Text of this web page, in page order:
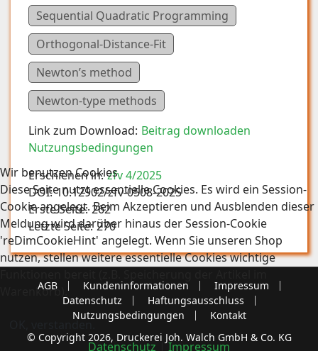
Sequential Quadratic Programming
Orthogonal-Distance-Fit
Newton’s method
Newton-type methods
Link zum Download: Beitrag downloaden
Nutzungsbedingungen
Erschienen in: zfv 4/2025
DOI: 10.12902/zfv-0508-2025
Erste Seite: 262
Letzte Seite: 270
AGB Kundeninformationen
Impressum
Datenschutz
Haftungsausschluss
Nutzungsbedingungen
Kontakt
© Copyright 2026, Druckerei Joh. Walch GmbH & Co. KG
Wir benutzen Cookies
Diese Seite nutzt essentielle Cookies. Es wird ein Session-
Cookie angelegt. Beim Akzeptieren und Ausblenden dieser
Meldung wird darüber hinaus der Session-Cookie
'reDimCookieHint' angelegt. Wenn Sie unseren Shop
nutzen, stellen weitere essentielle Cookies wichtige
Warenkorb).
Datenschutz |Impressum